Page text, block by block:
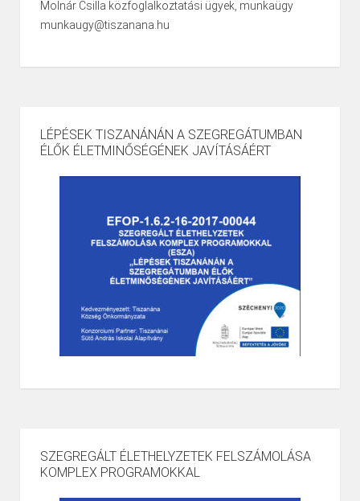
Molnár Csilla közfoglalkoztatási ügyek, munkaügy
munkaugy@tiszanana.hu
LÉPÉSEK TISZANÁNÁN A SZEGREGÁTUMBAN
ÉLŐK ÉLETMINŐSÉGÉNEK JAVÍTÁSÁÉRT
SZEGREGÁLT ÉLETHELYZETEK FELSZÁMOLÁSA
KOMPLEX PROGRAMOKKAL